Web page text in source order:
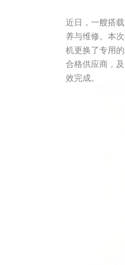
近日，一艘搭
养与维修。本
机更换了专用
合格供应商，
效完成。